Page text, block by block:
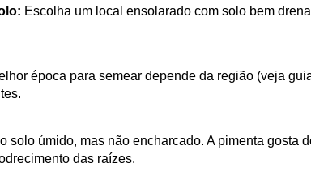
Escolha um local ensolarado com solo bem
época para semear depende da região (veja
solo úmido, mas não encharcado. A pimenta
das raízes.